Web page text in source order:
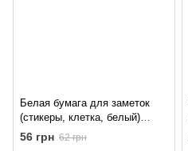
Белая бумага для заметок
(стикеры, клетка, белый)
75x75 мм, 80 листов
56 грн 62 грн